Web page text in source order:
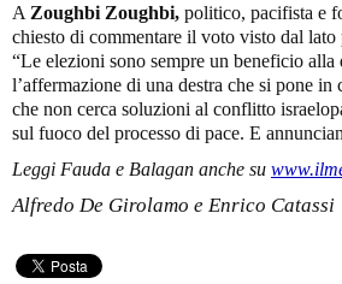
A Zoughbi Zoughbi, politico, pacifista e
chiesto di commentare il voto visto dal lato
“Le elezioni sono sempre un beneficio
l’affermazione di una destra che si pone
che non cerca soluzioni al conflitto
sul fuoco del processo di pace. E
Leggi Fauda e Balagan anche su
Alfredo De Girolamo e Enrico Catassi